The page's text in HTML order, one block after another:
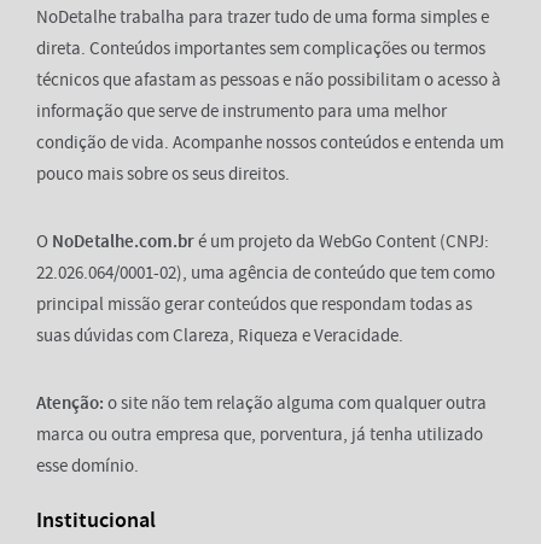
NoDetalhe trabalha para trazer tudo de uma forma simples e
direta. Conteúdos importantes sem complicações ou termos
técnicos que afastam as pessoas e não possibilitam o acesso à
informação que serve de instrumento para uma melhor
condição de vida. Acompanhe nossos conteúdos e entenda um
pouco mais sobre os seus direitos.
O NoDetalhe.com.bré um projeto da WebGo Content (CNPJ:
22.026.064/0001-02), uma agência de conteúdo que tem como
principal missão gerar conteúdos que respondam todas as
suas dúvidas com Clareza, Riqueza e Veracidade.
Atenção: o site não tem relação alguma com qualquer outra
marca ou outra empresa que, porventura, já tenha utilizado
esse domínio.
Institucional